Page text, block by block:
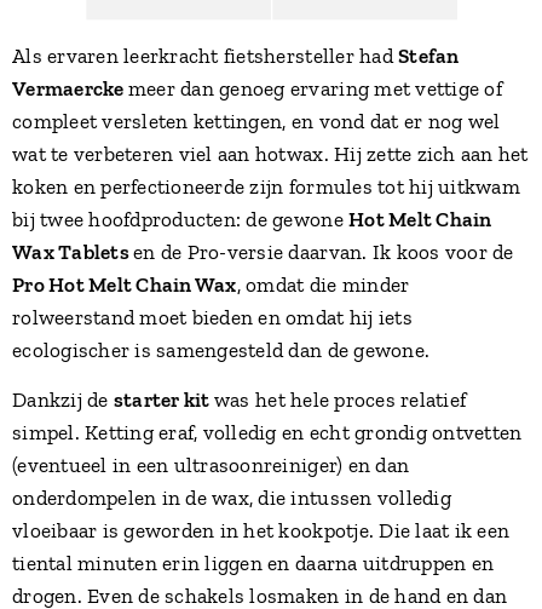
Als ervaren leerkracht fietshersteller hadStefan
Vermaercke meer dan genoeg ervaring met vettige of
compleet versleten kettingen, en vond dat er nog wel
wat te verbeteren viel aan hotwax. Hij zette zich aan het
koken en perfectioneerde zijn formules tot hij uitkwam
bij twee hoofdproducten: de gewoneHot Melt Chain
Wax Tabletsen de Pro-versie daarvan. Ik koos voor de
Pro Hot Melt Chain Wax, omdat die minder
rolweerstand moet bieden en omdat hij iets
ecologischer is samengesteld dan de gewone.
Dankzij de starter kit was het hele proces relatief
simpel. Ketting eraf, volledig en echt grondig ontvetten
(eventueel in een ultrasoonreiniger) en dan
onderdompelen in de wax, die intussen volledig
vloeibaar is geworden in het kookpotje. Die laat ik een
tiental minuten erin liggen en daarna uitdruppen en
drogen. Even de schakels losmaken in de hand en dan